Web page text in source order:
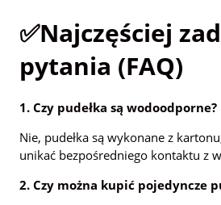
✅Najczęściej
pytania (FAQ)
1. Czy pudełka są wodoodporne?
Nie, pudełka są wykonane z
unikać bezpośredniego kontaktu z
2. Czy można kupić pojedyncze